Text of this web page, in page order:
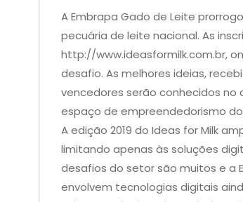
A Embrapa Gado de Leite
pecuária de leite nacional. As
http://www.ideasformilk.com.br,
desafio. As melhores ideias,
vencedores serão conhecidos no
espaço de empreendedorismo
A edição 2019 do Ideas for Milk
limitando apenas às soluções
desafios do setor são muitos e a
envolvem tecnologias digitais